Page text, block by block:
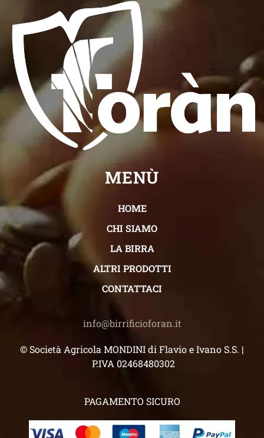
MENÙ
HOME
CHI SIAMO
LA BIRRA
ALTRI PRODOTTI
CONTATTACI
info@birrificioforan.it
© Società Agricola MONDINI di Flavio e Ivano S.S. |
P.IVA 02468480302
PAGAMENTO SICURO